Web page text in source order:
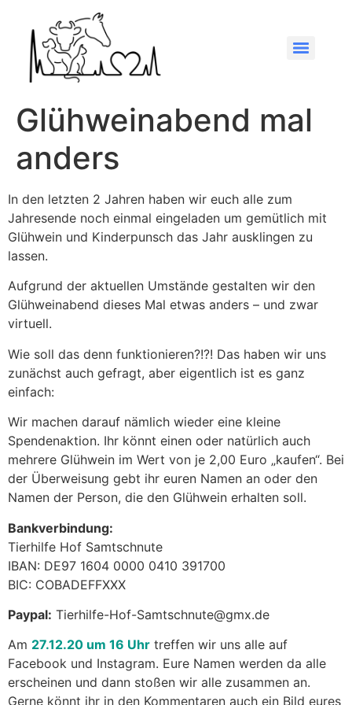
Glühweinabend mal
anders
In den letzten 2 Jahren haben wir euch alle zum
Jahresende noch einmal eingeladen um gemütlich mit
Glühwein und Kinderpunsch das Jahr ausklingen zu
lassen.
Aufgrund der aktuellen Umstände gestalten wir den
Glühweinabend dieses Mal etwas anders – und zwar
virtuell.
Wie soll das denn funktionieren?!?! Das haben wir uns
zunächst auch gefragt, aber eigentlich ist es ganz
einfach:
Wir machen darauf nämlich wieder eine kleine
Spendenaktion. Ihr könnt einen oder natürlich auch
mehrere Glühwein im Wert von je 2,00 Euro „kaufen“. Bei
der Überweisung gebt ihr euren Namen an oder den
Namen der Person, die den Glühwein erhalten soll.
Bankverbindung:
Tierhilfe Hof Samtschnute
IBAN: DE97 1604 0000 0410 391700
BIC: COBADEFFXXX
Paypal: Tierhilfe-Hof-Samtschnute@gmx.de
Am 27.12.20 um 16 Uhr treffen wir uns alle auf
Facebook und Instagram. Eure Namen werden da alle
erscheinen und dann stoßen wir alle zusammen an.
Gerne könnt ihr in den Kommentaren auch ein Bild eures